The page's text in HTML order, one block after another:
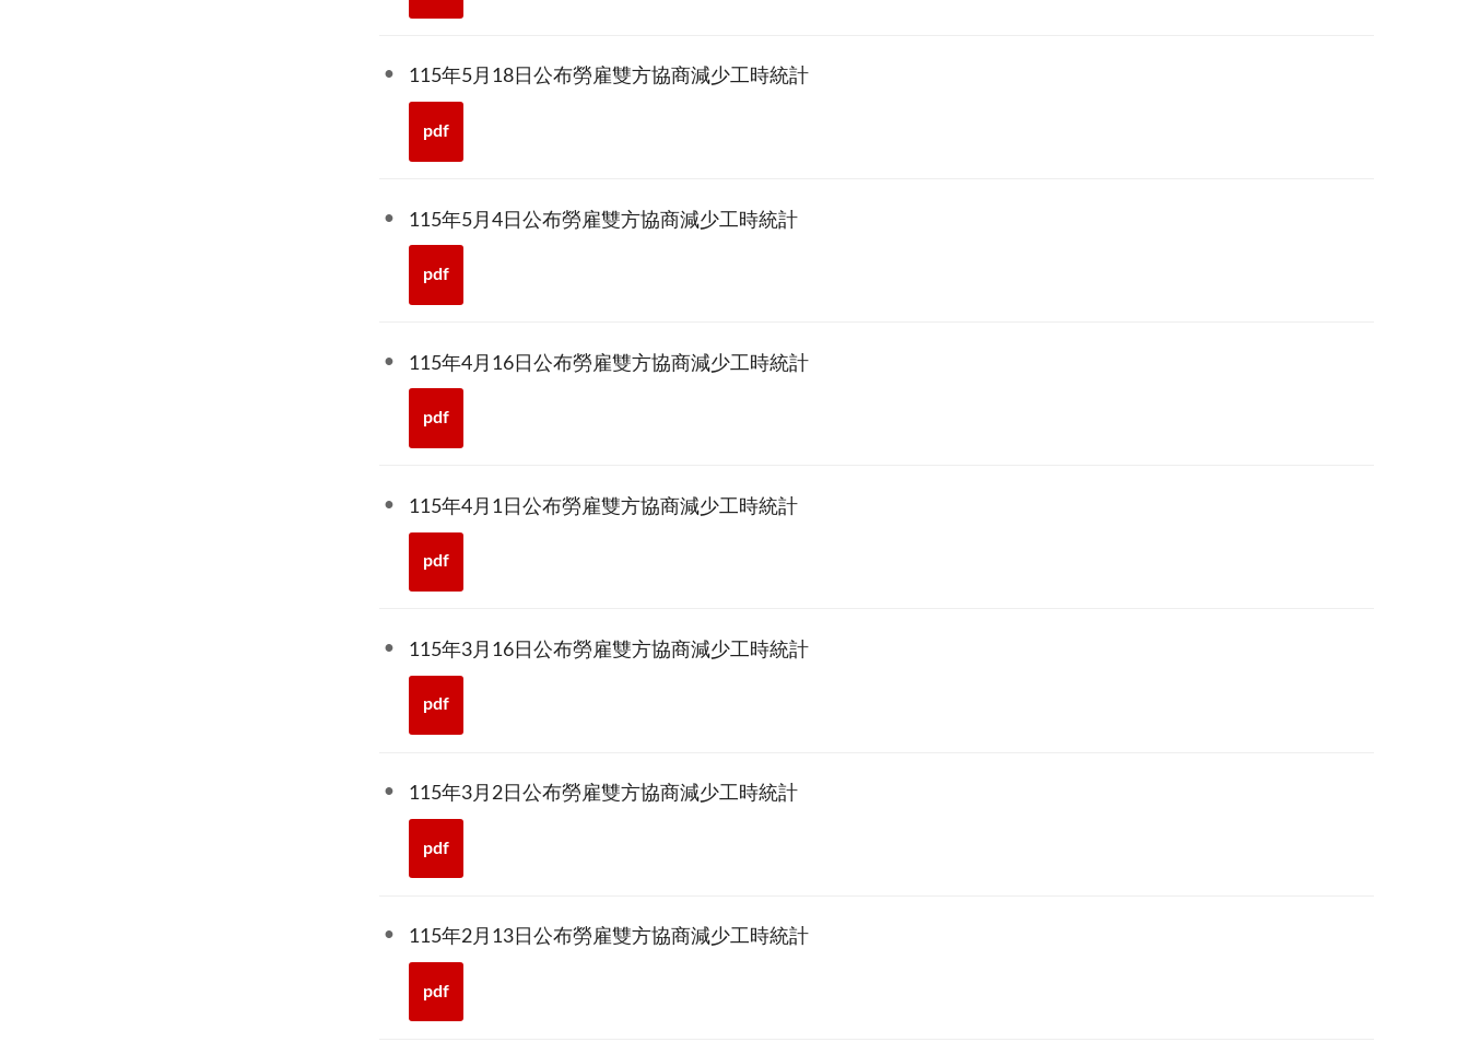
115年5月18日公布勞雇雙方協商減少工時統計
pdf
115年5月4日公布勞雇雙方協商減少工時統計
pdf
115年4月16日公布勞雇雙方協商減少工時統計
pdf
115年4月1日公布勞雇雙方協商減少工時統計
pdf
115年3月16日公布勞雇雙方協商減少工時統計
pdf
115年3月2日公布勞雇雙方協商減少工時統計
pdf
115年2月13日公布勞雇雙方協商減少工時統計
pdf